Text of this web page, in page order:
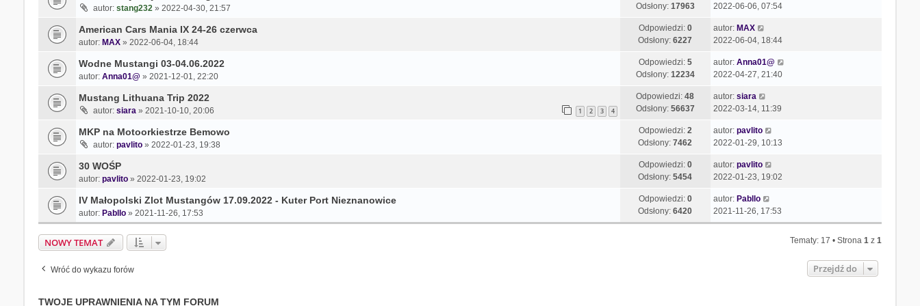
autor: stang232» 2022-04-30, 21:57
Odsłony: 17963
2022-06-06, 07:54
American Cars Mania IX 24-26 czerwca
autor: MAX» 2022-06-04, 18:44
Odpowiedzi: 0
Odsłony:6227
autor: MAX
2022-06-04, 18:44
Wodne Mustangi 03-04.06.2022
autor: Anna01@ » 2021-12-01, 22:20
Odpowiedzi: 5
Odsłony: 12234
autor: Anna01@
2022-04-27, 21:40
Mustang Lithuana Trip 2022
autor: siara» 2021-10-10, 20:06 1 2 3 4
Odpowiedzi:48
Odsłony: 56637
autor: siara
2022-03-14, 11:39
MKP na Motoorkiestrze Bemowo
autor: pavlito» 2022-01-23, 19:38
Odpowiedzi: 2
Odsłony:7462
autor: pavlito
2022-01-29, 10:13
30 WOŚP
autor: pavlito» 2022-01-23, 19:02
Odpowiedzi: 0
Odsłony:5454
autor: pavlito
2022-01-23, 19:02
IV Małopolski Zlot Mustangów 17.09.2022 - Kuter Port Nieznanowice
autor: Pabllo» 2021-11-26, 17:53
Odpowiedzi: 0
Odsłony:6420
autor: Pabllo
2021-11-26, 17:53
NOWY TEMAT Tematy: 17 • Strona1 z1
Wróć do wykazu forów Przejdź do
TWOJE UPRAWNIENIA NA TYM FORUM